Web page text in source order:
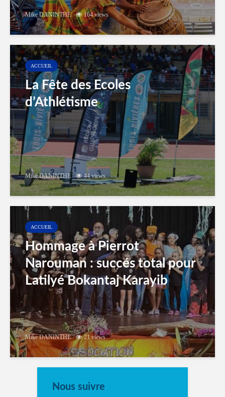
Mike DANINTHE 164 views
ACCUEIL
La Fête des Ecoles
d’Athlétisme
Mike DANINTHE 44 views
ACCUEIL
Hommage à Pierrot
Narouman : succés total pour
Latilyé Bokantaj Karayib
Mike DANINTHE 21 views
Nous suivre